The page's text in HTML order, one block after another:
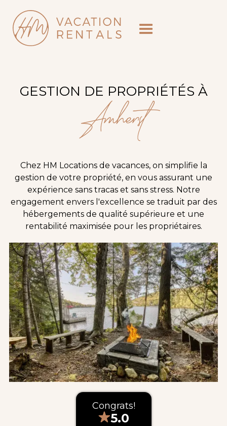
GESTION DE PROPRIÉTÉS À
Amherst
Chez HM Locations de vacances, on simplifie la
gestion de votre propriété, en vous assurant une
expérience sans tracas et sans stress. Notre
engagement envers l'excellence se traduit par des
hébergements de qualité supérieure et une
rentabilité maximisée pour les propriétaires.
Congrats!
5.0